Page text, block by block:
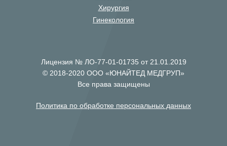
Хирургия
Гинекология
Лицензия № ЛО-77-01-01735 от 21.01.2019
© 2018-2020 ООО «ЮНАЙТЕД МЕДГРУП»
Все права защищены
Политика по обработке персональных данных